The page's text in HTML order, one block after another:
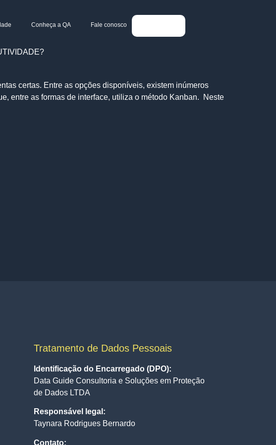
Conheça a QA Fale conosco
certas. Entre as opções disponíveis, existem inúmeros
entre as formas de interface, utiliza o método Kanban. Neste
Tratamento de Dados Pessoais
Identificação do Encarregado (DPO):
Data Guide Consultoria e Soluções em Proteção
de Dados LTDA
Responsável legal:
Taynara Rodrigues Bernardo
Contato: